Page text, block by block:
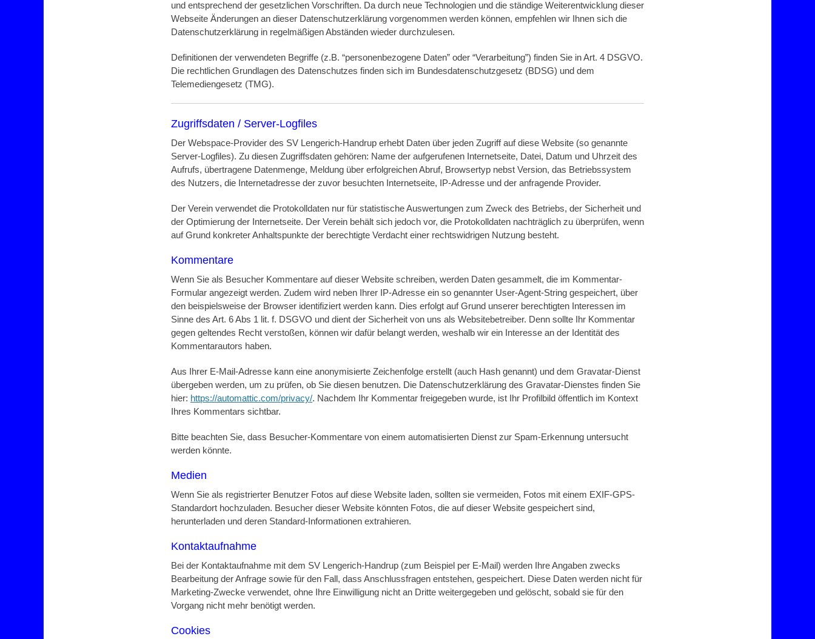
und entsprechend der gesetzlichen Vorschriften. Da durch neue Technologien und die ständige Weiterentwicklung dieser
Webseite Änderungen an dieser Datenschutzerklärung vorgenommen werden können, empfehlen wir Ihnen sich die
Datenschutzerklärung in regelmäßigen Abständen wieder durchzulesen.
Definitionen der verwendeten Begriffe (z.B. “personenbezogene Daten” oder “Verarbeitung”) finden Sie in Art. 4 DSGVO.
Die rechtlichen Grundlagen des Datenschutzes finden sich im Bundesdatenschutzgesetz (BDSG) und dem
Telemediengesetz (TMG).
Zugriffsdaten / Server-Logfiles
Der Webspace-Provider des SV Lengerich-Handrup erhebt Daten über jeden Zugriff auf diese Website (so genannte
Server-Logfiles). Zu diesen Zugriffsdaten gehören: Name der aufgerufenen Internetseite, Datei, Datum und Uhrzeit des
Aufrufs, übertragene Datenmenge, Meldung über erfolgreichen Abruf, Browsertyp nebst Version, das Betriebssystem
des Nutzers, die Internetadresse der zuvor besuchten Internetseite, IP-Adresse und der anfragende Provider.
Der Verein verwendet die Protokolldaten nur für statistische Auswertungen zum Zweck des Betriebs, der Sicherheit und
der Optimierung der Internetseite. Der Verein behält sich jedoch vor, die Protokolldaten nachträglich zu überprüfen, wenn
auf Grund konkreter Anhaltspunkte der berechtigte Verdacht einer rechtswidrigen Nutzung besteht.
Kommentare
Wenn Sie als Besucher Kommentare auf dieser Website schreiben, werden Daten gesammelt, die im Kommentar-
Formular angezeigt werden. Zudem wird neben Ihrer IP-Adresse ein so genannter User-Agent-String gespeichert, über
den beispielsweise der Browser identifiziert werden kann. Dies erfolgt auf Grund unserer berechtigten Interessen im
Sinne des Art. 6 Abs 1 lit. f. DSGVO und dient der Sicherheit von uns als Websitebetreiber. Denn sollte Ihr Kommentar
gegen geltendes Recht verstoßen, können wir dafür belangt werden, weshalb wir ein Interesse an der Identität des
Kommentarautors haben.
Aus Ihrer E-Mail-Adresse kann eine anonymisierte Zeichenfolge erstellt (auch Hash genannt) und dem Gravatar-Dienst
übergeben werden, um zu prüfen, ob Sie diesen benutzen. Die Datenschutzerklärung des Gravatar-Dienstes finden Sie
hier: https://automattic.com/privacy/. Nachdem Ihr Kommentar freigegeben wurde, ist Ihr Profilbild öffentlich im Kontext
Ihres Kommentars sichtbar.
Bitte beachten Sie, dass Besucher-Kommentare von einem automatisierten Dienst zur Spam-Erkennung untersucht
werden könnte.
Medien
Wenn Sie als registrierter Benutzer Fotos auf diese Website laden, sollten sie vermeiden, Fotos mit einem EXIF-GPS-
Standardort hochzuladen. Besucher dieser Website könnten Fotos, die auf dieser Website gespeichert sind,
herunterladen und deren Standard-Informationen extrahieren.
Kontaktaufnahme
Bei der Kontaktaufnahme mit dem SV Lengerich-Handrup (zum Beispiel per E-Mail) werden Ihre Angaben zwecks
Bearbeitung der Anfrage sowie für den Fall, dass Anschlussfragen entstehen, gespeichert. Diese Daten werden nicht für
Marketing-Zwecke verwendet, ohne Ihre Einwilligung nicht an Dritte weitergegeben und gelöscht, sobald sie für den
Vorgang nicht mehr benötigt werden.
Cookies